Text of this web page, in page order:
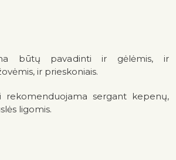
būtų pavadinti ir gėlėmis, ir
ir prieskoniais.
rekomenduojama sergant kepenų,
ligomis.